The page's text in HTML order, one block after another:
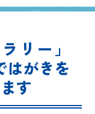
ドリー」
はがきを
す